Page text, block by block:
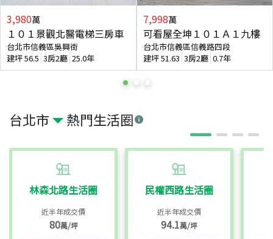
台北市 熱門生活圈
林森北路生活圈
近半年成交價
80萬/坪
民權西路生活圈
近半年成交價
94.1萬/坪
3,980萬
１０１景觀北醫電梯三房車
台北市信義區吳興街
建坪56.5 3房2廳 25.0年
7,998萬
可看屋全坤１０１Ａ１九樓
台北市信義區信義路四段
建坪51.63 3房2廳 0.7年